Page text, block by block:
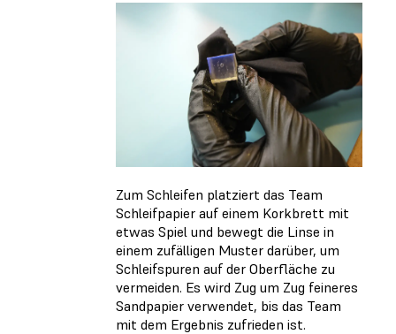
Zum Schleifen platziert das Team
Schleifpapier auf einem Korkbrett mit
etwas Spiel und bewegt die Linse in
einem zufälligen Muster darüber, um
Schleifspuren auf der Oberfläche zu
vermeiden. Es wird Zug um Zug feineres
Sandpapier verwendet, bis das Team
mit dem Ergebnis zufrieden ist.